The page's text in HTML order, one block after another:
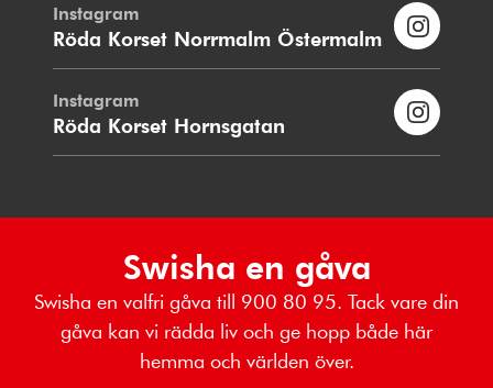
Instagram
Röda Korset Norrmalm Östermalm
Instagram
Röda Korset Hornsgatan
Swisha en gåva
Swisha en valfri gåva till 900 80 95. Tack vare din
gåva kan vi rädda liv och ge hopp både här
hemma och världen över.